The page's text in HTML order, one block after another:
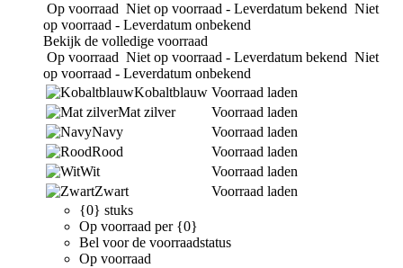
Op voorraad Niet op voorraad - Leverdatum bekend Niet
op voorraad - Leverdatum onbekend
Bekijk de volledige voorraad
Op voorraad Niet op voorraad - Leverdatum bekend Niet
op voorraad - Leverdatum onbekend
Kobaltblauw Voorraad laden
Mat zilver
Voorraad laden
Navy
Voorraad laden
Rood
Voorraad laden
Wit
Voorraad laden
Zwart
Voorraad laden
{0} stuks
Op voorraad per {0}
Bel voor de voorraadstatus
Op voorraad